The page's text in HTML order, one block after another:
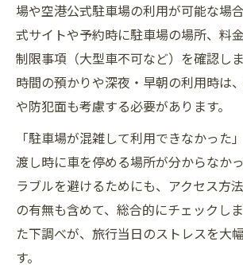
場や空港公式駐車場の利用が可能な場
式サイトや予約時に駐車場の場所、料
制限事項（大型車不可など）を確認し
時間の預かりや深夜・早朝の利用時は
や防犯面も考慮する必要があります。
「駐車場が混雑して利用できなかった
渡し時に車を停める場所が分からなか
ラブルを避けるためにも、アクセス方
の有無も含めて、総合的にチェックし
た下調べが、旅行当日のストレスを大
す。